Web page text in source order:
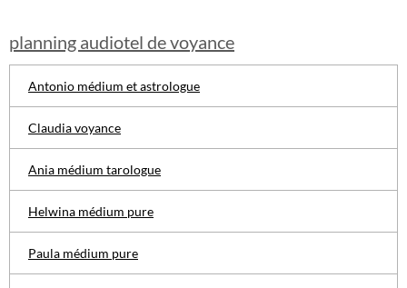
planning audiotel de voyance
Antonio médium et astrologue
Claudia voyance
Ania médium tarologue
Helwina médium pure
Paula médium pure